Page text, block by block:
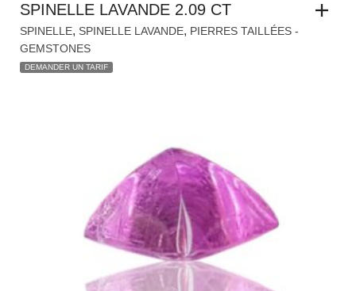
SPINELLE LAVANDE 2.09 CT
SPINELLE, SPINELLE LAVANDE, PIERRES TAILLÉES -
GEMSTONES
DEMANDER UN TARIF